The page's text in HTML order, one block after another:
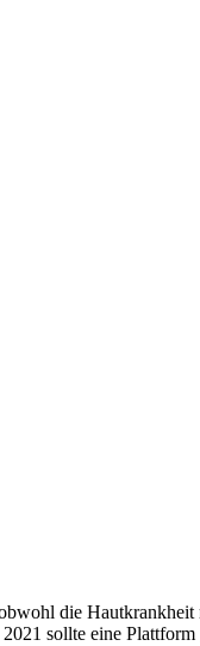
die
2021 sollte eine